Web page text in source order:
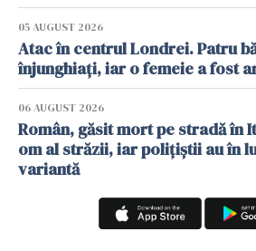
05 AUGUST 2026
Atac în centrul Londrei. Patru
înjunghiați, iar o femeie a fost
06 AUGUST 2026
Român, găsit mort pe stradă în
om al străzii, iar polițiștii au în
variantă